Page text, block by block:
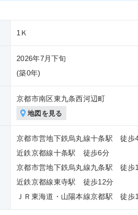
1Ｋ
2026年7月下旬
(築0年)
京都市南区東九条西河辺町
地図を見る
京都市営地下鉄烏丸線十条駅 徒歩
近鉄京都線十条駅 徒歩6分
京都市営地下鉄烏丸線九条駅 徒歩
近鉄京都線東寺駅 徒歩12分
ＪＲ東海道・山陽本線京都駅 徒歩